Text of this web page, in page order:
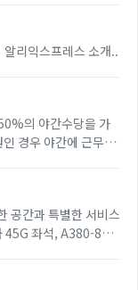
알리익스프레스 쇼핑몰 알리익스프레스 소개 알리익스프레스의 장점 알리익스프레스 이용 안내 알리익스프레스 소개...